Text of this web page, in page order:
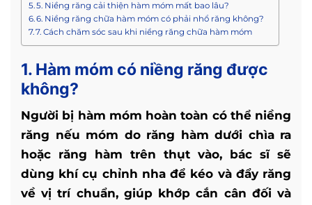
5. Niềng răng cải thiện hàm móm mất bao lâu?
6. Niềng răng chữa hàm móm có phải nhổ răng không?
7. Cách chăm sóc sau khi niềng răng chữa hàm móm
1. Hàm móm có niềng răng được
không?
Người bị hàm móm hoàn toàn có thể niềng
răng nếu móm do răng hàm dưới chìa ra
hoặc răng hàm trên thụt vào, bác sĩ sẽ
dùng khí cụ chỉnh nha để kéo và đẩy răng
về vị trí chuẩn, giúp khớp cắn cân đối và